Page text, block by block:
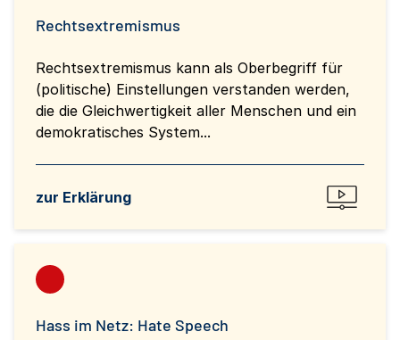
Rechtsextremismus
Rechtsextremismus kann als Oberbegriff für
(politische) Einstellungen verstanden werden,
die die Gleichwertigkeit aller Menschen und ein
demokratisches System...
zur Erklärung
Hass im Netz: Hate Speech